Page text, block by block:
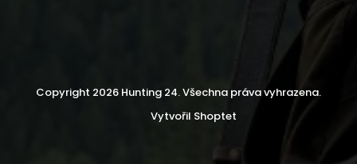
Vytvořil Shoptet
Copyright 2026 Hunting 24. Všechna práva vyhrazena.